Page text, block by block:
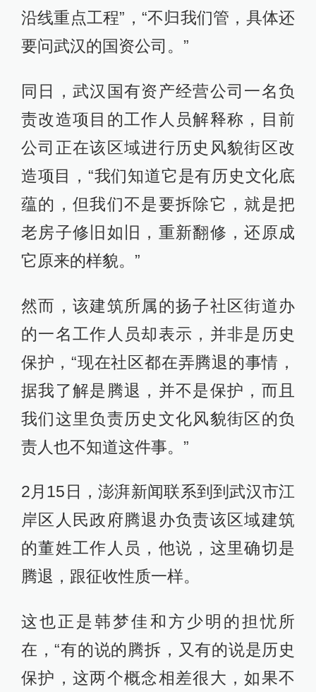
沿线重点工程”，“不归我们管，具体还
要问武汉的国资公司。”
同日，武汉国有资产经营公司一名负
责改造项目的工作人员解释称，目前
公司正在该区域进行历史风貌街区改
造项目，“我们知道它是有历史文化底
蕴的，但我们不是要拆除它，就是把
老房子修旧如旧，重新翻修，还原成
它原来的样貌。”
然而，该建筑所属的扬子社区街道办
的一名工作人员却表示，并非是历史
保护，“现在社区都在弄腾退的事情，
据我了解是腾退，并不是保护，而且
我们这里负责历史文化风貌街区的负
责人也不知道这件事。”
2月15日，澎湃新闻联系到到武汉市江
岸区人民政府腾退办负责该区域建筑
的董姓工作人员，他说，这里确切是
腾退，跟征收性质一样。
这也正是韩梦佳和方少明的担忧所
在，“有的说的腾拆，又有的说是历史
保护，这两个概念相差很大，如果不